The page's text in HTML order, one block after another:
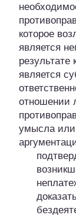
которое
является
является
отношении
умысла или